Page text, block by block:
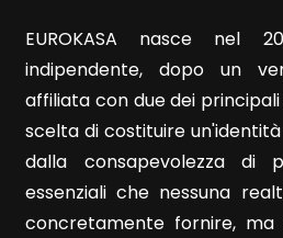
EUROKASA nasce nel
indipendente, dopo un
affiliata con due dei
scelta di costituire
dalla consapevolezza di
essenziali che nessuna
concretamente fornire,
3